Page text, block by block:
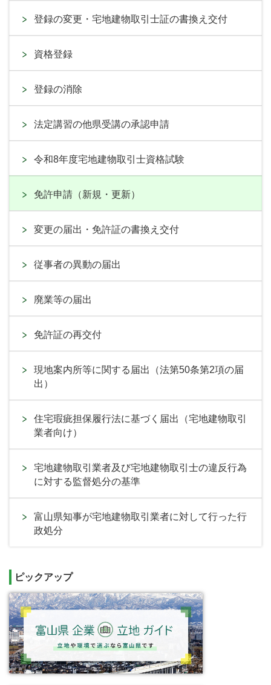
登録の変更・宅地建物取引士証の書換え交付
資格登録
登録の消除
法定講習の他県受講の承認申請
令和8年度宅地建物取引士資格試験
免許申請（新規・更新）
変更の届出・免許証の書換え交付
従事者の異動の届出
廃業等の届出
免許証の再交付
現地案内所等に関する届出（法第50条第2項の届
出）
住宅瑕疵担保履行法に基づく届出（宅地建物取引
業者向け）
宅地建物取引業者及び宅地建物取引士の違反行為
に対する監督処分の基準
富山県知事が宅地建物取引業者に対して行った行
政処分
ピックアップ